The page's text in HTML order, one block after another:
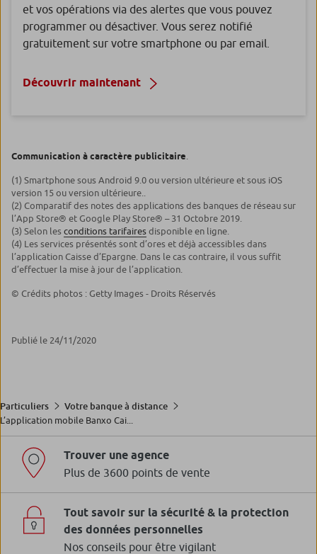
et vos opérations via des alertes que vous pouvez
programmer ou désactiver. Vous serez notifié
gratuitement sur votre smartphone ou par email.
Découvrir maintenant
Communication à caractère publicitaire
(1) Smartphone sous Android 9.0 ou version ultérieure et sous iOS
version 15 ou version ultérieure..
(2) Comparatif des notes des applications des banques de réseau sur
l’App Store® et Google Play Store® – 31 Octobre 2019.
(3) Selon les conditions tarifairesdisponible en ligne.
(4) Les services présentés sont d’ores et déjà accessibles dans
l’application Caisse d’Epargne. Dans le cas contraire, il vous suffit
d’effectuer la mise à jour de l’application.
© Crédits photos : Getty Images - Droits Réservés
Publié le 24/11/2020
Particuliers
Votre banque à distance
L’application mobile Banxo Cai...
Trouver une agence
Plus de 3600 points de vente
Tout savoir sur la sécurité & la protection
des données personnelles
Nos conseils pour être vigilant